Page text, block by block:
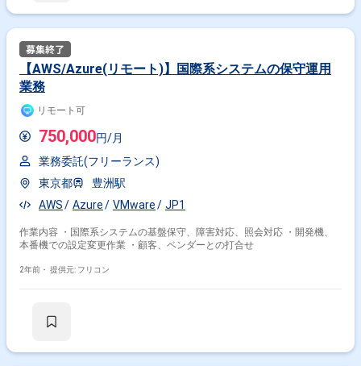
【AWS/Azure(リモート)】国際系システムの保守運用
業務
リモート可
750,000円/月
業務委託(フリーランス)
東京都
豊洲駅
AWS
Azure VMware JP1
作業内容 ・国際系システムの基盤保守、障害対応、照会対応 ・開発機、
本番機での設定変更作業 ・顧客、ベンダーとの打合せ
2年前・ 提供元: フリコン